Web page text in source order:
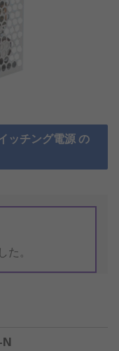
ッチング電源 の
。
N